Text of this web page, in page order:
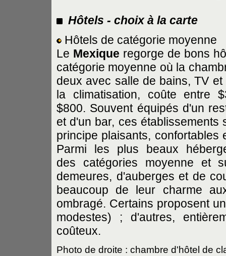
Hôtels - choix à la carte
Hôtels de catégorie moyenne
Le Mexique regorge de bons
catégorie moyenne où la
deux avec salle de bains, TV et
la climatisation, coûte entre
$800. Souvent équipés d'un
et d'un bar, ces établissements
principe plaisants, confortables
Parmi les plus beaux
des catégories moyenne et
demeures, d'auberges et de
beaucoup de leur charme
ombragé. Certains proposent
modestes) ; d'autres,
coûteux.
Photo de droite : chambre d'hôtel de